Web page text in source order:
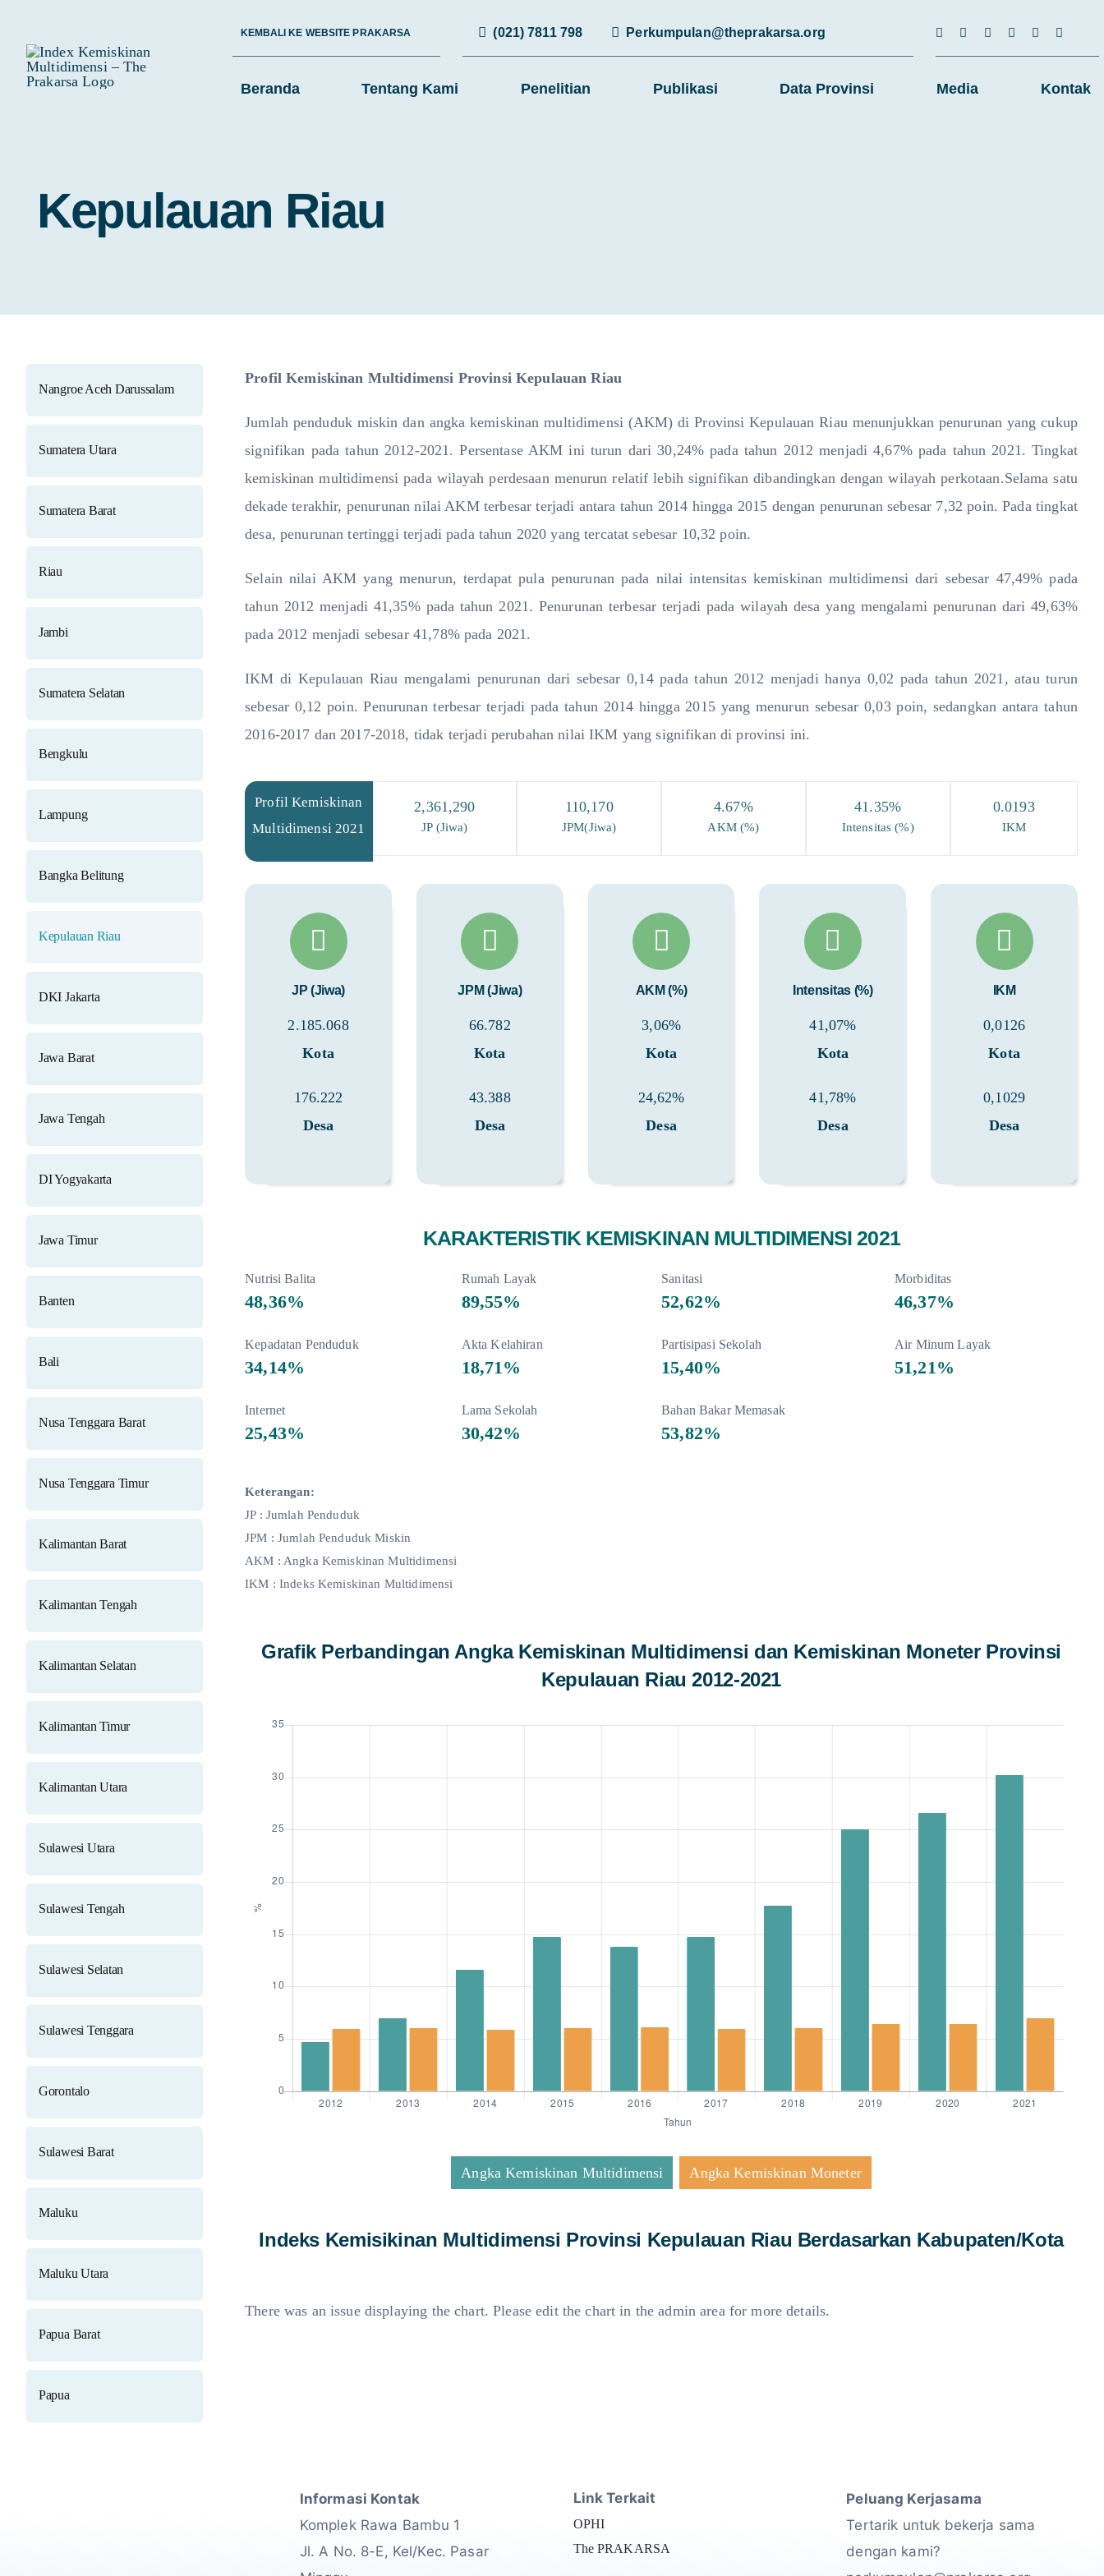
content
KEMBALI KE WEBSITE PRAKARSA (021) 7811 798 Perkumpulan@theprakarsa.org
Beranda Tentang Kami Penelitian Publikasi Data Provinsi Media Kontak
Kepulauan Riau
Nangroe Aceh Darussalam
Sumatera Utara
Sumatera Barat
Riau
Jambi
Sumatera Selatan
Bengkulu
Lampung
Bangka Belitung
Kepulauan Riau
DKI Jakarta
Jawa Barat
Jawa Tengah
DI Yogyakarta
Jawa Timur
Banten
Bali
Nusa Tenggara Barat
Nusa Tenggara Timur
Kalimantan Barat
Kalimantan Tengah
Kalimantan Selatan
Kalimantan Timur
Kalimantan Utara
Sulawesi Utara
Sulawesi Tengah
Sulawesi Selatan
Sulawesi Tenggara
Gorontalo
Sulawesi Barat
Maluku
Maluku Utara
Papua Barat
Papua
Profil Kemiskinan Multidimensi Provinsi Kepulauan Riau
Jumlah penduduk miskin dan angka kemiskinan multidimensi (AKM) di Provinsi Kepulauan Riau menunjukkan penurunan yang cukup
signifikan pada tahun 2012-2021. Persentase AKM ini turun dari 30,24% pada tahun 2012 menjadi 4,67% pada tahun 2021. Tingkat
kemiskinan multidimensi pada wilayah perdesaan menurun relatif lebih signifikan dibandingkan dengan wilayah perkotaan.Selama satu
dekade terakhir, penurunan nilai AKM terbesar terjadi antara tahun 2014 hingga 2015 dengan penurunan sebesar 7,32 poin. Pada tingkat
desa, penurunan tertinggi terjadi pada tahun 2020 yang tercatat sebesar 10,32 poin.
Selain nilai AKM yang menurun, terdapat pula penurunan pada nilai intensitas kemiskinan multidimensi dari sebesar 47,49% pada
tahun 2012 menjadi 41,35% pada tahun 2021. Penurunan terbesar terjadi pada wilayah desa yang mengalami penurunan dari 49,63%
pada 2012 menjadi sebesar 41,78% pada 2021.
IKM di Kepulauan Riau mengalami penurunan dari sebesar 0,14 pada tahun 2012 menjadi hanya 0,02 pada tahun 2021, atau turun
sebesar 0,12 poin. Penurunan terbesar terjadi pada tahun 2014 hingga 2015 yang menurun sebesar 0,03 poin, sedangkan antara tahun
2016-2017 dan 2017-2018, tidak terjadi perubahan nilai IKM yang signifikan di provinsi ini.
Profil Kemiskinan
Multidimensi 2021
2,361,290
JP (Jiwa)
110,170
JPM(Jiwa)
4.67%
AKM (%)
41.35%
Intensitas (%)
0.0193
IKM
JP (Jiwa)
2.185.068
Kota
176.222
Desa
JPM (Jiwa)
66.782
Kota
43.388
Desa
AKM (%)
3,06%
Kota
24,62%
Desa
Intensitas (%)
41,07%
Kota
41,78%
Desa
IKM
0,0126
Kota
0,1029
Desa
KARAKTERISTIK KEMISKINAN MULTIDIMENSI 2021
Nutrisi Balita
48,36%
Kepadatan Penduduk
34,14%
Internet
25,43%
Rumah Layak
89,55%
Akta Kelahiran
18,71%
Lama Sekolah
30,42%
Sanitasi
52,62%
Partisipasi Sekolah
15,40%
Bahan Bakar Memasak
53,82%
Morbiditas
46,37%
Air Minum Layak
51,21%
Keterangan:
JP : Jumlah Penduduk
JPM : Jumlah Penduduk Miskin
AKM : Angka Kemiskinan Multidimensi
IKM : Indeks Kemiskinan Multidimensi
Grafik Perbandingan Angka Kemiskinan Multidimensi dan Kemiskinan Moneter Provinsi
Kepulauan Riau 2012-2021
Angka Kemiskinan Multidimensi Angka Kemiskinan Moneter
Indeks Kemisikinan Multidimensi Provinsi Kepulauan Riau Berdasarkan Kabupaten/Kota
There was an issue displaying the chart. Please edit the chart in the admin area for more details.
Informasi Kontak
Komplek Rawa Bambu 1
Jl. A No. 8-E, Kel/Kec. Pasar
Link Terkait
OPHI
The PRAKARSA
Peluang Kerjasama
Tertarik untuk bekerja sama
dengan kami?